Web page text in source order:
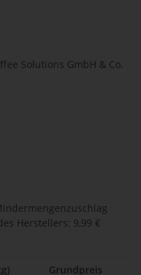
Solutions GmbH & Co.
Herstellers: 9,99 €
Grundpreis